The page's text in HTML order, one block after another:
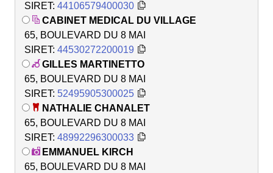
SIRET: 44106579400030
CABINET MEDICAL DU VILLAGE
65, BOULEVARD DU 8 MAI
SIRET: 44530272200019
GILLES MARTINETTO
65, BOULEVARD DU 8 MAI
SIRET: 52495905300025
NATHALIE CHANALET
65, BOULEVARD DU 8 MAI
SIRET: 48992296300033
EMMANUEL KIRCH
65, BOULEVARD DU 8 MAI